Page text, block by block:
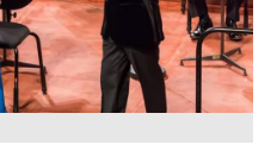
ehrt Nino Rota